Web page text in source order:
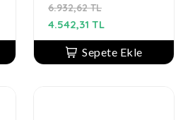
6.932,62 TL
4.542,31 TL
Sepete Ekle